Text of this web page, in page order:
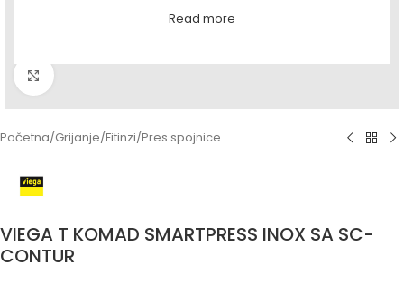
Read more
Povećaj sliku
Početna/Grijanje/Fitinzi/Pres spojnice
VIEGA T KOMAD SMARTPRESS INOX SA SC-
CONTUR